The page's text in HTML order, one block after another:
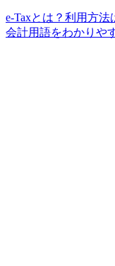
e-Taxとは？利用方
会計用語をわかりや